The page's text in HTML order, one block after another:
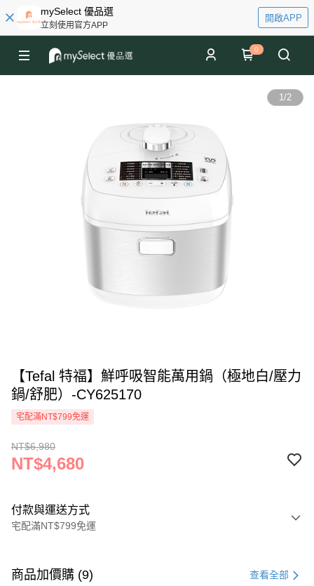
mySelect 優品選
立刻使用官方APP
開啟APP
0
1/2
【Tefal 特福】鮮呼吸智能萬用鍋（極地白/壓力
鍋/舒肥）-CY625170
宅配滿NT$799免運
NT$6,980
NT$4,680
付款與運送方式
宅配滿NT$799免運
信用卡一次付款
商品加價購 (9) 查看全部